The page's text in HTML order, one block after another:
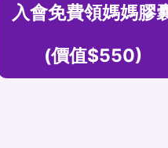
入會免費領媽媽膠
(價值$550)